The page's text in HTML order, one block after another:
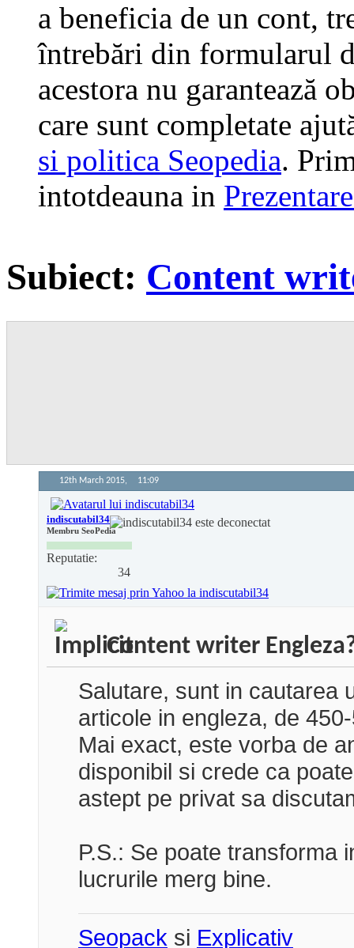
a beneficia de un cont,
întrebări din formularul
acestora nu garantează
care sunt completate
si politica Seopedia.
intotdeauna in
Subiect: Content
12th March 2015, 11:09
indiscutabil34
Membru SeoPedia
Reputatie:
34
Content writer
Salutare, sunt in cautarea
articole in engleza, de
Mai exact, este vorba de
disponibil si crede ca
astept pe privat sa
P.S.: Se poate transforma
lucrurile merg bine.
Seopack si Explicativ